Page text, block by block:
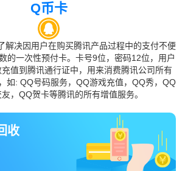
Q币卡
解决因用户在购买腾讯产品过程中的支付不便
的一次性预付卡。卡号9位，密码12位，用户
值到腾讯通行证中，用来消费腾讯公司所有
如: QQ号码服务，QQ游戏充值，QQ秀，QQ
，QQ贺卡等腾讯的所有增值服务。
收